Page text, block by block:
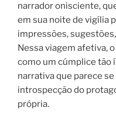
narrador onisciente,
em sua noite de vigília
impressões,
Nessa viagem afetiva,
como um cúmplice tão
narrativa que parece
introspecção do
própria.